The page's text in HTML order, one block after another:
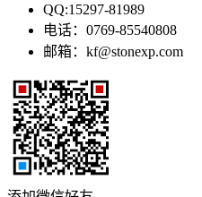
QQ:15297-81989
电话：0769-85540808
邮箱：kf@stonexp.com